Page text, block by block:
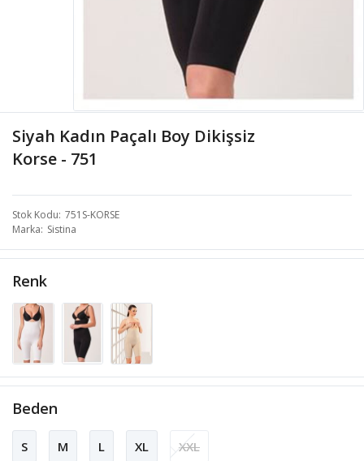
Siyah Kadın Paçalı Boy Dikişsiz
Korse - 751
Stok Kodu 751S-KORSE
Marka Sistina
Renk
Beden
S M L XL XXL